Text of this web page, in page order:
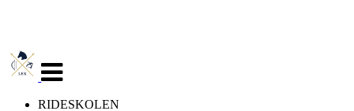
navigasjon
RIDESKOLEN